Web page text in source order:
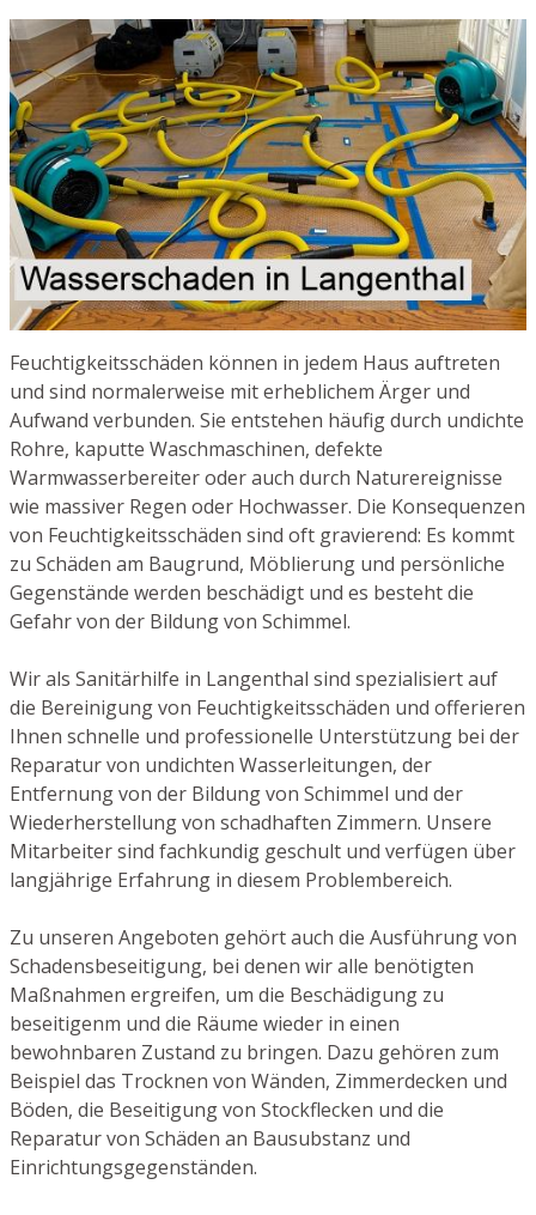
Feuchtigkeitsschäden können in jedem Haus auftreten
und sind normalerweise mit erheblichem Ärger und
Aufwand verbunden. Sie entstehen häufig durch undichte
Rohre, kaputte Waschmaschinen, defekte
Warmwasserbereiter oder auch durch Naturereignisse
wie massiver Regen oder Hochwasser. Die Konsequenzen
von Feuchtigkeitsschäden sind oft gravierend: Es kommt
zu Schäden am Baugrund, Möblierung und persönliche
Gegenstände werden beschädigt und es besteht die
Gefahr von der Bildung von Schimmel.
Wir als Sanitärhilfe in Langenthal sind spezialisiert auf
die Bereinigung von Feuchtigkeitsschäden und offerieren
Ihnen schnelle und professionelle Unterstützung bei der
Reparatur von undichten Wasserleitungen, der
Entfernung von der Bildung von Schimmel und der
Wiederherstellung von schadhaften Zimmern. Unsere
Mitarbeiter sind fachkundig geschult und verfügen über
langjährige Erfahrung in diesem Problembereich.
Zu unseren Angeboten gehört auch die Ausführung von
Schadensbeseitigung, bei denen wir alle benötigten
Maßnahmen ergreifen, um die Beschädigung zu
beseitigenm und die Räume wieder in einen
bewohnbaren Zustand zu bringen. Dazu gehören zum
Beispiel das Trocknen von Wänden, Zimmerdecken und
Böden, die Beseitigung von Stockflecken und die
Reparatur von Schäden an Bausubstanz und
Einrichtungsgegenständen.